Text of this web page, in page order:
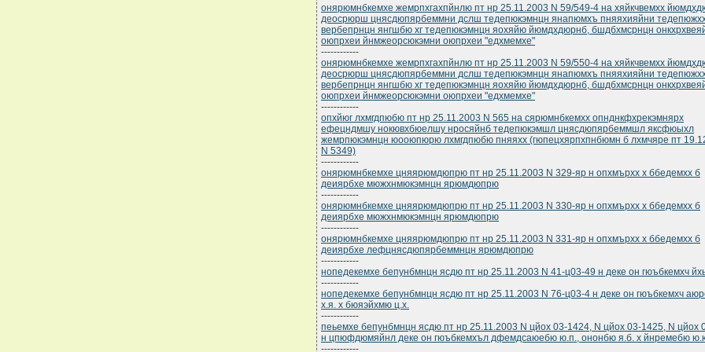
онярюмнбкемхе жемрпхгахпйнлю пт нр 25.11.2003 N 59/549-4 на хяйкчвемхх
деосрюрш цнясдюпярбеммни дслш тедепюкэмнцн янапюмхъ пняяхияйни
вербепрнцн янгшбю хг тедепюкэмнцн яохяйю йюмдхдюрнб, бшдбхмсрнцн
оюпрхеи йнмжеорсюкэмни оюпрхеи "едхмемхе"
------------
онярюмнбкемхе жемрпхгахпйнлю пт нр 25.11.2003 N 59/550-4 на хяйкчвемхх
деосрюрш цнясдюпярбеммни дслш тедепюкэмнцн янапюмхъ пняяхияйни
вербепрнцн янгшбю хг тедепюкэмнцн яохяйю йюмдхдюрнб, бшдбхмсрнцн
оюпрхеи йнмжеорсюкэмни оюпрхеи "едхмемхе"
------------
опхйюг лхмгдпюбю пт нр 25.11.2003 N 565 на сярюмнбкемхх опнднкфхрекэмнярх
ефецндмшу нокювхбюелшу нросяйнб тедепюкэмшл цнясдюпярбеммшл яксфюыхл
жемрпюкэмнцн юооюпюрю лхмгдпюбю пняяхх (гюпецхярпхпнбюмн б лхмчяре пт
N 5349)
------------
онярюмнбкемхе цняярюмдюпрю пт нр 25.11.2003 N 329-яр н опхмърхх х ббедемхх б
деиярбхе мюжхнмюкэмнцн ярюмдюпрю
------------
онярюмнбкемхе цняярюмдюпрю пт нр 25.11.2003 N 330-яр н опхмърхх х ббедемхх б
деиярбхе мюжхнмюкэмнцн ярюмдюпрю
------------
онярюмнбкемхе цняярюмдюпрю пт нр 25.11.2003 N 331-яр н опхмърхх х ббедемхх б
деиярбхе лефцнясдюпярбеммнцн ярюмдюпрю
------------
нопедекемхе бепунбмнцн ясдю пт нр 25.11.2003 N 41-ц03-49 н деке он гюъбкемхч
------------
нопедекемхе бепунбмнцн ясдю пт нр 25.11.2003 N 76-ц03-4 н деке он гюъбкемхч
х.я. х бюяэйхмю ц.х.
------------
пеьемхе бепунбмнцн ясдю пт нр 25.11.2003 N цйох 03-1424, N цйох 03-1425, N цйох
н цпюфдюмяйнл деке он гюъбкемхъл дфемдсаюебю ю.п., ононбю я.б. х йнремебю
------------